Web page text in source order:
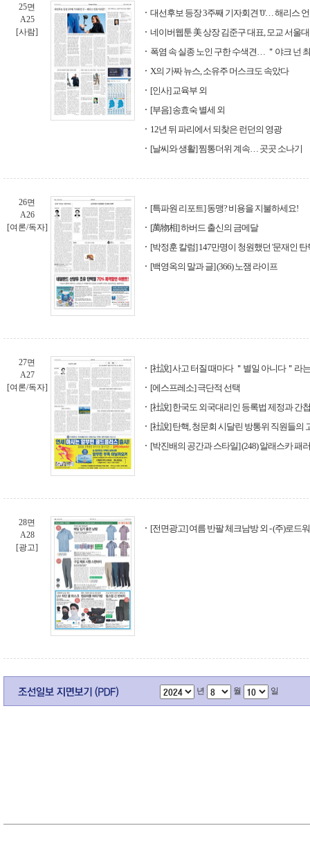
25면
A25
[사람]
대선후보 등장 3주째 기자회견 '0'… 해리스
네이버웹툰 美 상장 김준구 대표, 모교 서울
폭염 속 실종 노인 구한 수색견… ＂야크 넌
X의 가짜 뉴스, 소유주 머스크도 속았다
[인사] 교육부 외
[부음] 송효숙 별세 외
12년 뒤 파리에서 되찾은 런던의 영광
[날씨와 생활] 찜통더위 계속… 곳곳 소나기
26면
A26
[여론/독자]
[특파원 리포트] 동맹? 비용을 지불하세요!
[萬物相] 하버드 출신의 금메달
[박정훈 칼럼] 147만명이 청원했던 '문재인 탄
[백영옥의 말과 글] (366) 노잼 라이프
27면
A27
[여론/독자]
[社說] 사고 터질 때마다 ＂별일 아니다＂라
[에스프레소] 극단적 선택
[社說] 한국도 외국대리인 등록법 제정과 간
[社說] 탄핵, 청문회 시달린 방통위 직원들의
[박진배의 공간과 스타일] (248) 알래스카 패
28면
A28
[광고]
[전면광고] 여름 반팔 체크남방 외 - (주)로드
년 월 일